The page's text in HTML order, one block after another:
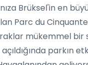
Brüksel'in en
Parc du
mükemmel bir
parkın